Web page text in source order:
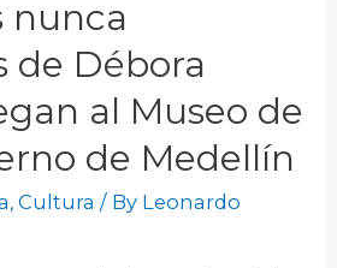
nunca
de Débora
al Museo de
de Medellín
,Cultura / By Leonardo